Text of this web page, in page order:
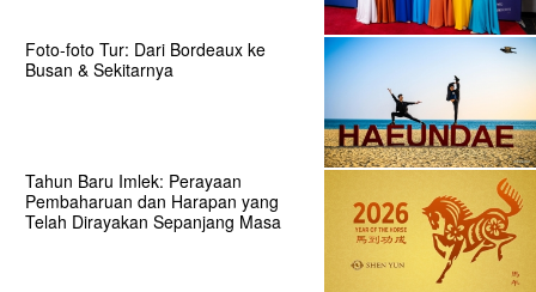
Foto-foto Tur: Dari Bordeaux ke
Busan & Sekitarnya
Tahun Baru Imlek: Perayaan
Pembaharuan dan Harapan yang
Telah Dirayakan Sepanjang Masa